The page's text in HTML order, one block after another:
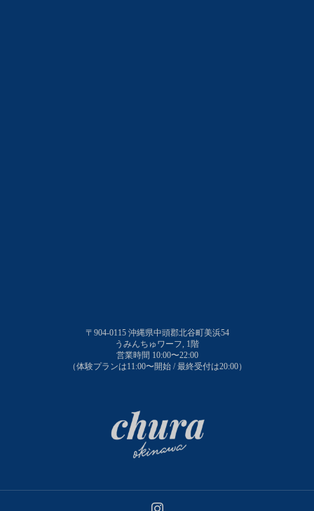
〒904-0115 沖縄県中頭郡北谷町美浜54
うみんちゅワーフ, 1階
営業時間 10:00〜22:00
（体験プランは11:00〜開始 / 最終受付は20:00）